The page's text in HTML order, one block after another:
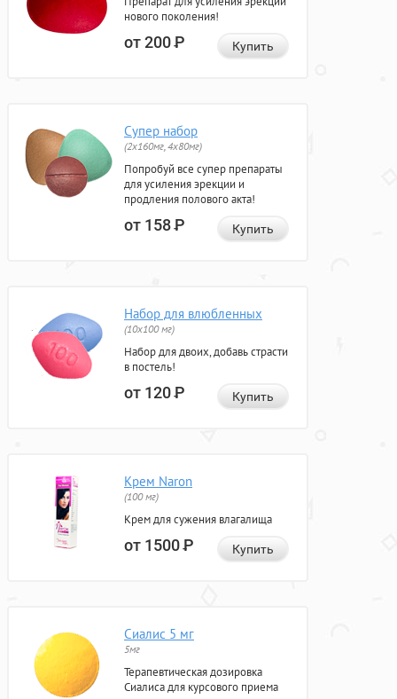
нового поколения!
от 200Р Купить
Супер набор
(2х160мг, 4х80мг)
Попробуй все супер препараты
для усиления эрекции и
продления полового акта!
от 158Р Купить
Набор для влюбленных
(10х100 мг)
Набор для двоих, добавь страсти
в постель!
от 120Р Купить
Крем Naron
(100 мг)
Крем для сужения влагалища
от 1500Р Купить
Сиалис 5 мг
5мг
Терапевтическая дозировка
Сиалиса для курсового приема